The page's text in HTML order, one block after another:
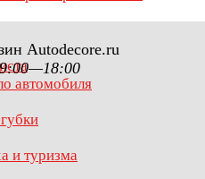
автомобиля
и туризма
Autodecore.ru